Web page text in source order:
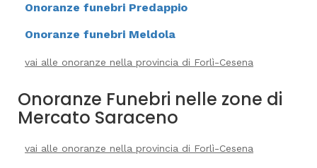
Onoranze funebri Predappio
Onoranze funebri Meldola
vai alle onoranze nella provincia di Forlì-Cesena
Onoranze Funebri nelle zone di
Mercato Saraceno
vai alle onoranze nella provincia di Forlì-Cesena